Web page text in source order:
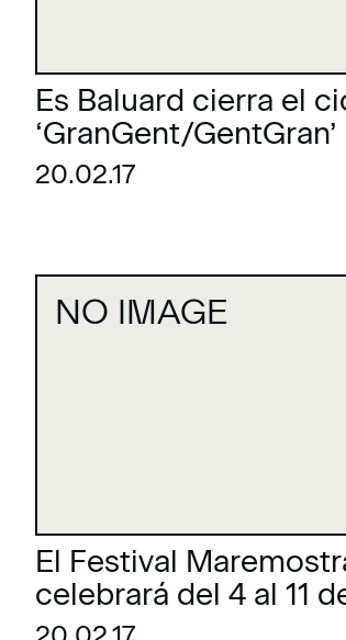
Es Baluard cierra el
‘GranGent/
total de 538
20.02.17
NO IMAGE
El Festival
celebrará del 4 al 11
en Es Baluard